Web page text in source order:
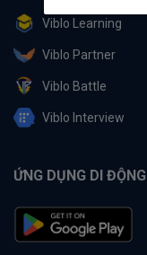
Viblo Learning
Viblo Partner
Viblo Battle
Viblo Interview
ỨNG DỤNG DI ĐỘNG